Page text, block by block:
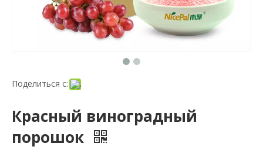
Поделиться с:
Красный виноградный
порошок